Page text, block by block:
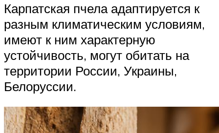
Карпатская пчела адаптируется к
разным климатическим условиям,
имеют к ним характерную
устойчивость, могут обитать на
территории России, Украины,
Белоруссии.